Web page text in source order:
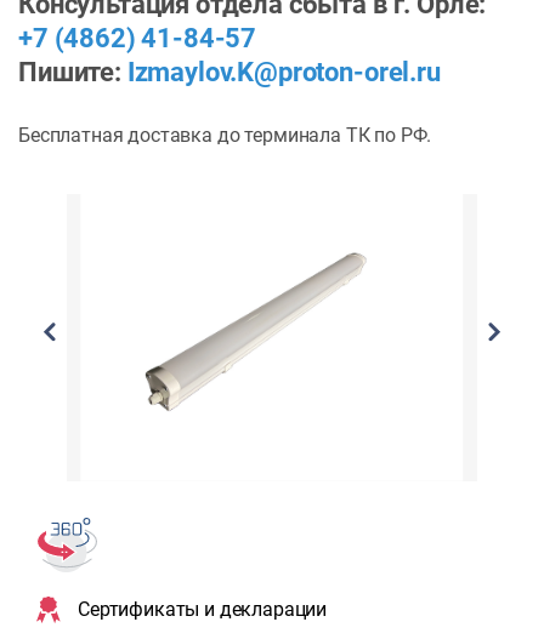
+7 (4862) 41-84-57
Пишите: Izmaylov.K@proton-orel.ru
Бесплатная доставка до терминала ТК по РФ.
Сертификаты и декларации